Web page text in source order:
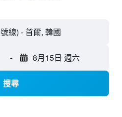
線) - 首爾, 韓國
- 8月15日 週六
搜尋